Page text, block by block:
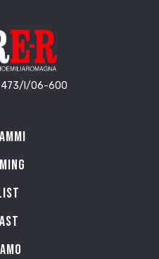
473/I/06-600